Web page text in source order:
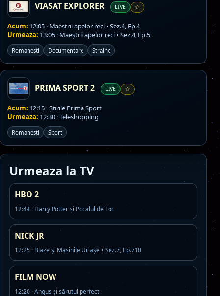
VIASAT EXPLORER LIVE ☆
Acum: 12:05 · Maeștrii apelor reci • Sez.4, Ep.4
Urmeaza: 13:05 · Maeștrii apelor reci • Sez.4, Ep.5
Romanesti Documentare Straine
PRIMA SPORT 2 LIVE ☆
Acum: 12:15 · Ştirile Prima Sport
Urmeaza: 12:30 · Teleshopping
Romanesti Sport
Urmeaza la TV
HBO 2
12:44 · Harry Potter și Pocalul de Foc
NICK JR
12:25 · Blaze și Mașinile Uriașe • Sez.7, Ep.710
FILM NOW
12:20 · Angus și sărutul perfect